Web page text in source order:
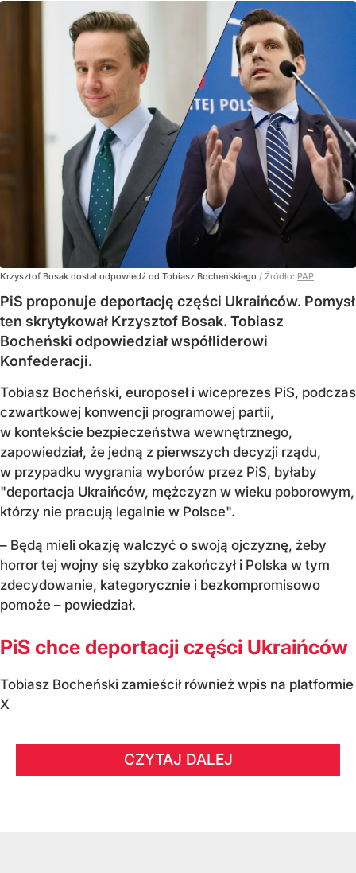
Krzysztof Bosak dostał odpowiedź od Tobiasz Bocheńskiego / Źródło: PAP
PiS proponuje deportację części Ukraińców. Pomysł
ten skrytykował Krzysztof Bosak. Tobiasz
Bocheński odpowiedział współliderowi
Konfederacji.
Tobiasz Bocheński, europoseł i wiceprezes PiS, podczas
czwartkowej konwencji programowej partii,
w kontekście bezpieczeństwa wewnętrznego,
zapowiedział, że jedną z pierwszych decyzji rządu,
w przypadku wygrania wyborów przez PiS, byłaby
"deportacja Ukraińców, mężczyzn w wieku poborowym,
którzy nie pracują legalnie w Polsce".
– Będą mieli okazję walczyć o swoją ojczyznę, żeby
horror tej wojny się szybko zakończył i Polska w tym
zdecydowanie, kategorycznie i bezkompromisowo
pomoże – powiedział.
PiS chce deportacji części Ukraińców
Tobiasz Bocheński zamieścił również wpis na platformie
X
CZYTAJ DALEJ